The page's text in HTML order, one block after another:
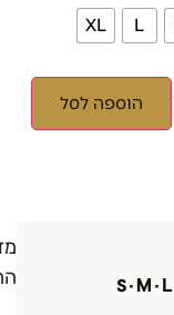
L
XL
הוספה לסל